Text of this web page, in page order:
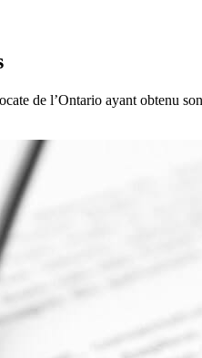
de l’Ontario ayant obtenu